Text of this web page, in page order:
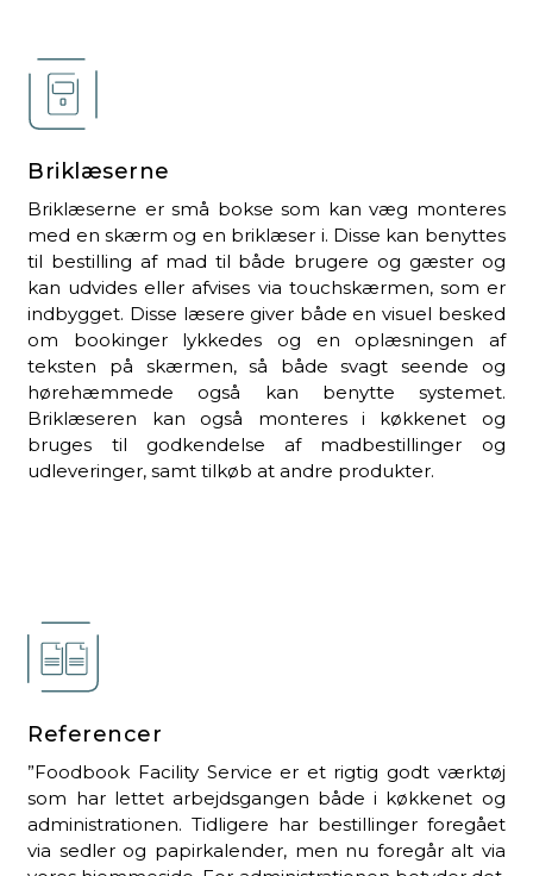
Briklæserne
Briklæserne er små bokse som kan væg monteres
med en skærm og en briklæser i. Disse kan benyttes
til bestilling af mad til både brugere og gæster og
kan udvides eller afvises via touchskærmen, som er
indbygget. Disse læsere giver både en visuel besked
om bookinger lykkedes og en oplæsningen af
teksten på skærmen, så både svagt seende og
hørehæmmede også kan benytte systemet.
Briklæseren kan også monteres i køkkenet og
bruges til godkendelse af madbestillinger og
udleveringer, samt tilkøb at andre produkter.
Referencer
”Foodbook Facility Service er et rigtig godt værktøj
som har lettet arbejdsgangen både i køkkenet og
administrationen. Tidligere har bestillinger foregået
via sedler og papirkalender, men nu foregår alt via